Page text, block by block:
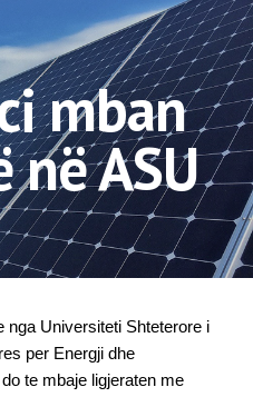
Skip to navigation
mban
ASU
nga Universiteti Shteterore i
per Energji dhe
te mbaje ligjeraten me